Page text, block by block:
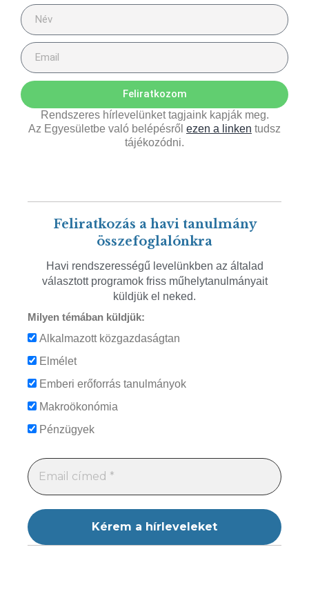
Feliratkozom
Rendszeres hírlevelünket tagjaink kapják meg.
Az Egyesületbe való belépésről ezen a linken tudsz
tájékozódni.
Feliratkozás a havi tanulmány
összefoglalónkra
Havi rendszerességű levelünkben az általad
választott programok friss műhelytanulmányait
küldjük el neked.
Milyen témában küldjük:
Alkalmazott közgazdaságtan
Elmélet
Emberi erőforrás tanulmányok
Makroökonómia
Pénzügyek